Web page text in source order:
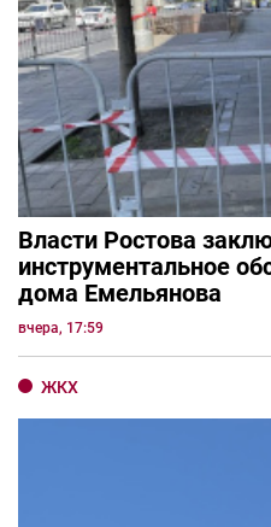
Власти Ростова
инструментальное
дома Емельянова
вчера, 17:59
ЖКХ